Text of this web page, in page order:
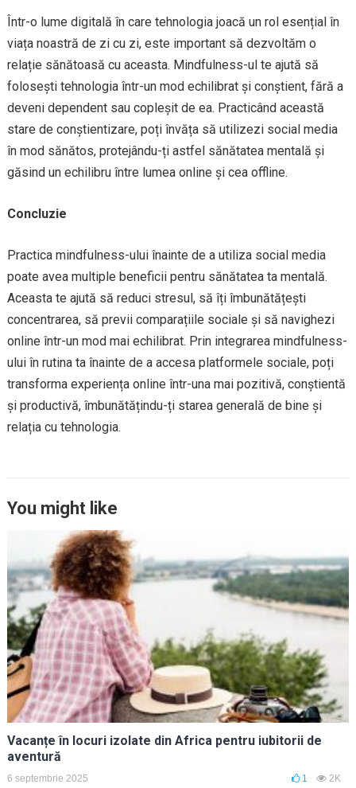
Într-o lume digitală în care tehnologia joacă un rol esențial în
viața noastră de zi cu zi, este important să dezvoltăm o
relație sănătoasă cu aceasta. Mindfulness-ul te ajută să
folosești tehnologia într-un mod echilibrat și conștient, fără a
deveni dependent sau copleșit de ea. Practicând această
stare de conștientizare, poți învăța să utilizezi social media
în mod sănătos, protejându-ți astfel sănătatea mentală și
găsind un echilibru între lumea online și cea offline.
Concluzie
Practica mindfulness-ului înainte de a utiliza social media
poate avea multiple beneficii pentru sănătatea ta mentală.
Aceasta te ajută să reduci stresul, să îți îmbunătățești
concentrarea, să previi comparațiile sociale și să navighezi
online într-un mod mai echilibrat. Prin integrarea mindfulness-
ului în rutina ta înainte de a accesa platformele sociale, poți
transforma experiența online într-una mai pozitivă, conștientă
și productivă, îmbunătățindu-ți starea generală de bine și
relația cu tehnologia.
You might like
Vacanțe în locuri izolate din Africa pentru iubitorii de
aventură
6 septembrie 2025 1 2K